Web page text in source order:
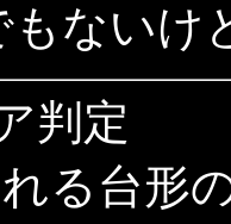
ないけ
判定
る台形